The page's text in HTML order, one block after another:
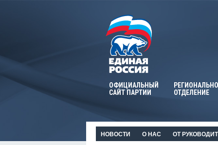
ОФИЦИАЛЬНЫЙ
САЙТ ПАРТИИ
ОТДЕЛЕНИЕ
НОВОСТИ О НАС ОТ